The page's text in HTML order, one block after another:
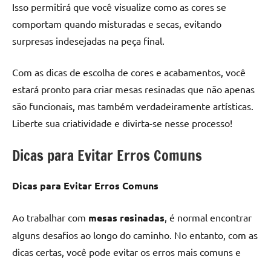
Isso permitirá que você visualize como as cores se
comportam quando misturadas e secas, evitando
surpresas indesejadas na peça final.
Com as dicas de escolha de cores e acabamentos, você
estará pronto para criar mesas resinadas que não apenas
são funcionais, mas também verdadeiramente artísticas.
Liberte sua criatividade e divirta-se nesse processo!
Dicas para Evitar Erros Comuns
Dicas para Evitar Erros Comuns
Ao trabalhar com mesas resinadas, é normal encontrar
alguns desafios ao longo do caminho. No entanto, com as
dicas certas, você pode evitar os erros mais comuns e